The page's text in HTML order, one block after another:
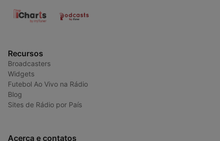
Recursos
Broadcasters
Widgets
Futebol Ao Vivo na Rádio
Blog
Sites de Rádio por País
Acerca e contatos